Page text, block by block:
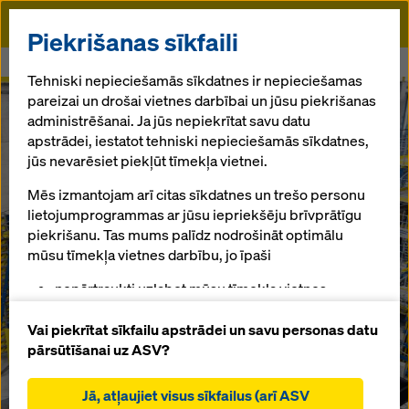
Doka
Iepazīstieties ar
veidņu
tehnoloģiju
darbībā
Doka forums
par mūsu plašo produktu un pakalpojumu klāstu.
2 500 m² platībā mēs piedāvājam pilnu Doka
Piekrišanas sīkfaili
Tehniski nepieciešamās sīkdatnes ir nepieciešamas
pareizai un drošai vietnes darbībai un jūsu piekrišanas
administrēšanai. Ja jūs nepiekrītat savu datu
apstrādei, iestatot tehniski nepieciešamās sīkdatnes,
jūs nevarēsiet piekļūt tīmekļa vietnei.
Mēs izmantojam arī citas sīkdatnes un trešo personu
lietojumprogrammas ar jūsu iepriekšēju brīvprātīgu
piekrišanu. Tas mums palīdz nodrošināt optimālu
mūsu tīmekļa vietnes darbību, jo īpaši
nepārtraukti uzlabot mūsu tīmekļa vietnes
sīkdatnes),
atvieglot netraucētu iepirkšanās procesu,
un statistiskās sīkdatnes),
Vai piekrītat sīkfailu apstrādei un savu personas datu
pārsūtīšanai uz ASV?
Jā, atļaujiet visus sīkfailus (arī ASV